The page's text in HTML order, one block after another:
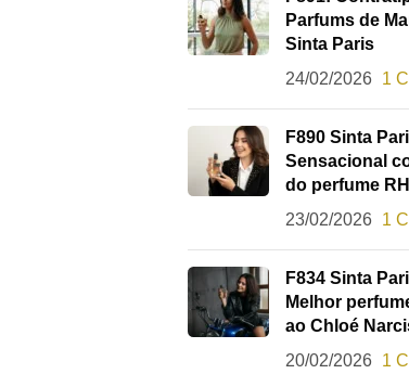
Parfums de
Sinta Paris
24/02/2026 1
F890 Sinta
Sensacional
do perfume
23/02/2026 1
F834 Sinta
Melhor
ao Chloé
20/02/2026 1